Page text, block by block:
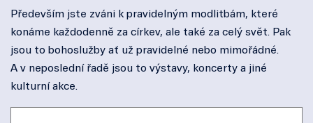
Především jste zváni k pravidelným modlitbám, které
konáme každodenně za církev, ale také za celý svět. Pak
jsou to bohoslužby ať už pravidelné nebo mimořádné.
A v neposlední řadě jsou to výstavy, koncerty a jiné
kulturní akce.